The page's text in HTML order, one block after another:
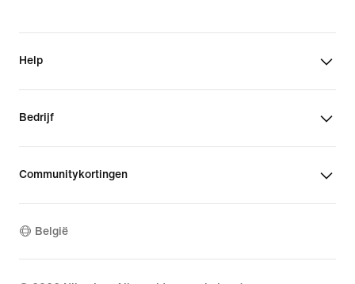
Help
Bedrijf
Communitykortingen
België